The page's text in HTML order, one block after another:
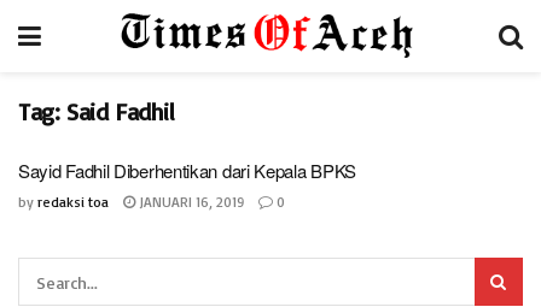
Tag: Said Fadhil
‎Sayid Fadhil Diberhentikan dari Kepala BPKS
by redaksi toa JANUARI 16, 2019 0